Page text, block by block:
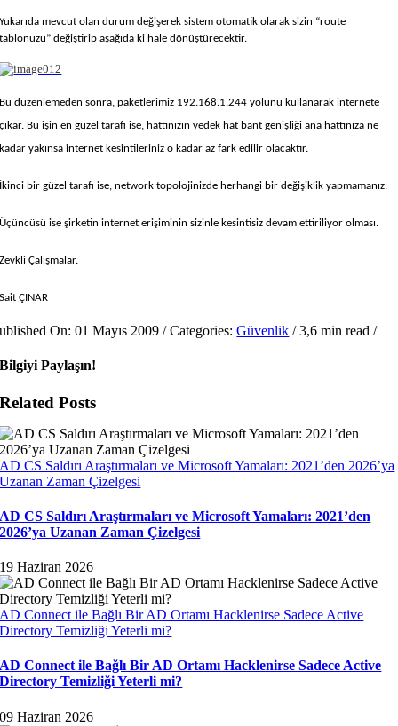
Yukarıda mevcut olan durum değişerek sistem otomatik olarak sizin “route
tablonuzu” değiştirip aşağıda ki hale dönüştürecektir.
Bu düzenlemeden sonra, paketlerimiz 192.168.1.244 yolunu kullanarak internete
çıkar. Bu işin en güzel tarafı ise, hattınızın yedek hat bant genişliği ana hattınıza ne
kadar yakınsa internet kesintileriniz o kadar az fark edilir olacaktır.
İkinci bir güzel tarafı ise, network topolojinizde herhangi bir değişiklik yapmamanız.
Üçüncüsü ise şirketin internet erişiminin sizinle kesintisiz devam ettiriliyor olması.
Zevkli Çalışmalar.
Sait ÇINAR
On: 01 Mayıs 2009 /Categories:Güvenlik /3,6 min read /
Bilgiyi Paylaşın!
Related Posts
AD CS Saldırı Araştırmaları ve Microsoft Yamaları: 2021’den 2026’ya
Uzanan Zaman Çizelgesi
AD CS Saldırı Araştırmaları ve Microsoft Yamaları: 2021’den
2026’ya Uzanan Zaman Çizelgesi
19 Haziran 2026
AD Connect ile Bağlı Bir AD Ortamı Hacklenirse Sadece Active
Directory Temizliği Yeterli mi?
AD Connect ile Bağlı Bir AD Ortamı Hacklenirse Sadece Active
Directory Temizliği Yeterli mi?
09 Haziran 2026